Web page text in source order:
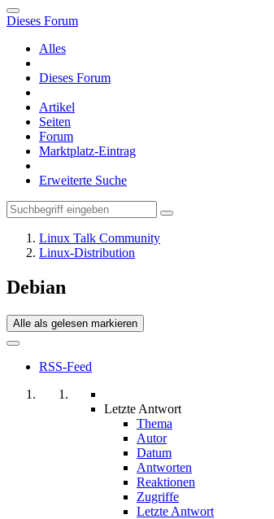
Dieses Forum
Alles
Dieses Forum
Artikel
Seiten
Forum
Marktplatz-Eintrag
Erweiterte Suche
Linux Talk Community
Linux-Distribution
Debian
Alle als gelesen markieren
RSS-Feed
Letzte Antwort
Thema
Autor
Datum
Antworten
Reaktionen
Zugriffe
Letzte Antwort